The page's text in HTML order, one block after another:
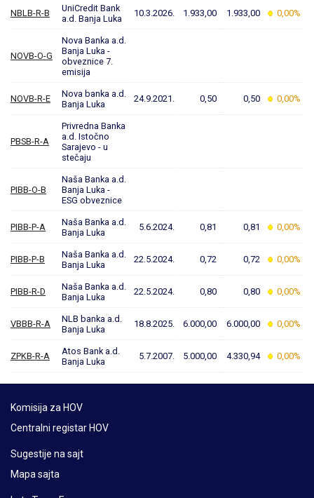
NBLB-R-B
UniCredit Bank
a.d. Banja Luka
10.3.2026. 1.933,00 1.933,00 0,00%
NOVB-O-G
Nova Banka a.d.
Banja Luka -
obveznice 7.
emisija
NOVB-R-E
Nova banka a.d.
Banja Luka
24.9.2021. 0,50 0,50 0,00%
PBSB-R-A
Privredna Banka
a.d. Istočno
Sarajevo - u
stečaju
PIBB-O-B
Naša Banka a.d.
Banja Luka -
ESG obveznice
PIBB-P-A
Naša Banka a.d.
Banja Luka
5.6.2024. 0,81 0,81 0,00%
PIBB-P-B
Naša Banka a.d.
Banja Luka
22.5.2024. 0,72 0,72 0,00%
PIBB-R-D
Naša Banka a.d.
Banja Luka
22.5.2024. 0,80 0,80 0,00%
VBBB-R-A
NLB banka a.d.
Banja Luka
18.8.2025. 6.000,00 6.000,00 0,00%
ZPKB-R-A
Atos Bank a.d.
Banja Luka
5.7.2007. 5.000,00 4.330,94 0,00%
Komisija za HOV
Centralni registar HOV
Sugestije na sajt
Mapa sajta